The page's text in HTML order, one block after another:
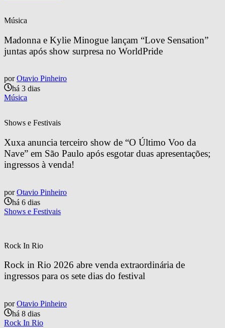
Música
Madonna e Kylie Minogue lançam “Love Sensation”
juntas após show surpresa no WorldPride
por Otavio Pinheiro
há 3 dias
Música
Shows e Festivais
Xuxa anuncia terceiro show de “O Último Voo da
Nave” em São Paulo após esgotar duas apresentações;
ingressos à venda!
por Otavio Pinheiro
há 6 dias
Shows e Festivais
Rock In Rio
Rock in Rio 2026 abre venda extraordinária de
ingressos para os sete dias do festival
por Otavio Pinheiro
há 8 dias
Rock In Rio